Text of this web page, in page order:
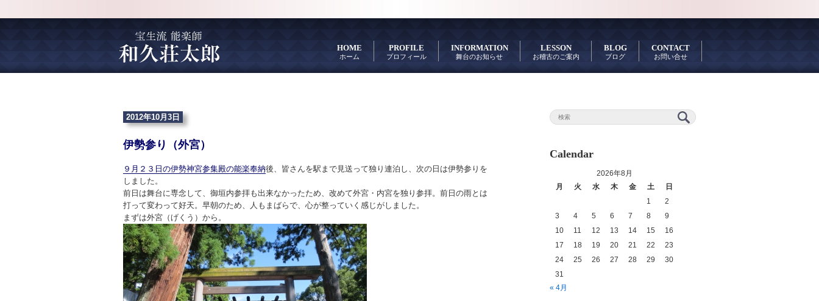
HOME
ホーム
PROFILE
プロフィール
INFORMATION
舞台のお知らせ
LESSON
お稽古のご案内
BLOG
ブログ
CONTACT
お問い合せ
2012年10月3日
伊勢参り（外宮）
９月２３日の伊勢神宮参集殿の能楽奉納後、皆さんを駅まで見送って独り連泊し、次の日は伊勢参りを
しました。
前日は舞台に専念して、御垣内参拝も出来なかったため、改めて外宮・内宮を独り参拝。前日の雨とは
打って変わって好天。早朝のため、人もまばらで、心が整っていく感じがしました。
まずは外宮（げくう）から。
Calendar
2026年8月
月
火 水 木 金 土
日
1
2
3
4 5 6 7 8
9
10
11 12 13 14 15
16
17
18 19 20 21 22
23
24
25 26 27 28 29
30
31
« 4月